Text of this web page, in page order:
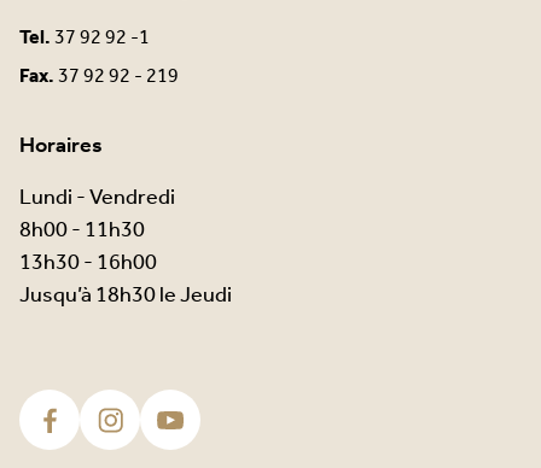
Tel.37 92 92 -1
Fax.37 92 92 - 219
Horaires
Lundi - Vendredi
8h00 - 11h30
13h30 - 16h00
Jusqu’à 18h30 le Jeudi